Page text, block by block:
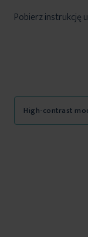
Pobierz instrukcję
High-contrast